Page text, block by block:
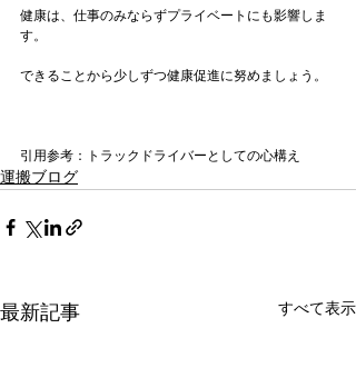
健康は、仕事のみならずプライベートにも影響しま
す。
できることから少しずつ健康促進に努めましょう。
引用参考： トラックドライバーとしての心構え
運搬ブログ
最新記事 すべて表示